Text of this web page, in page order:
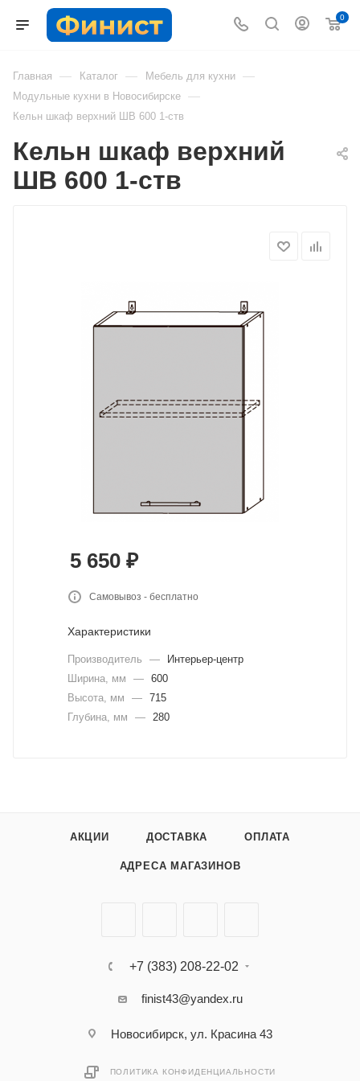
0
Главная — Каталог — Мебель для кухни —
Модульные кухни в Новосибирске —
Кельн шкаф верхний ШВ 600 1-ств
Кельн шкаф верхний
ШВ 600 1-ств
5 650 ₽
Самовывоз - бесплатно
Характеристики
Производитель —
Интерьер-центр
Ширина, мм
— 600
Высота, мм
— 715
Глубина, мм
— 280
АКЦИИ ДОСТАВКА ОПЛАТА
АДРЕСА МАГАЗИНОВ
+7 (383) 208-22-02
finist43@yandex.ru
Новосибирск, ул. Красина 43
ПОЛИТИКА КОНФИДЕНЦИАЛЬНОСТИ